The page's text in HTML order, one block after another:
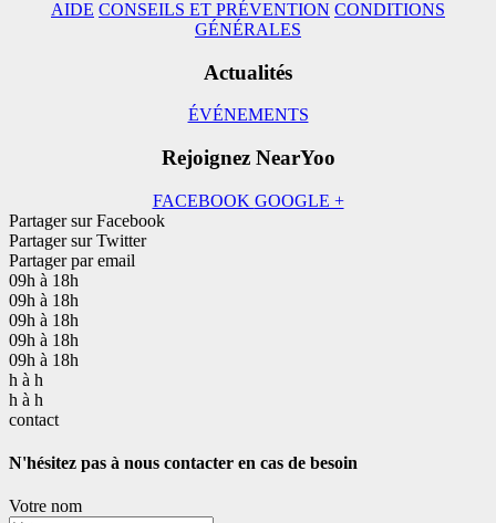
AIDE CONSEILS ET PRÉVENTION CONDITIONS
GÉNÉRALES
Actualités
ÉVÉNEMENTS
Rejoignez NearYoo
FACEBOOK GOOGLE +
Partager sur Facebook
Partager sur Twitter
Partager par email
09h à 18h
09h à 18h
09h à 18h
09h à 18h
09h à 18h
h à h
h à h
contact
N'hésitez pas à nous contacter en cas de besoin
Votre nom